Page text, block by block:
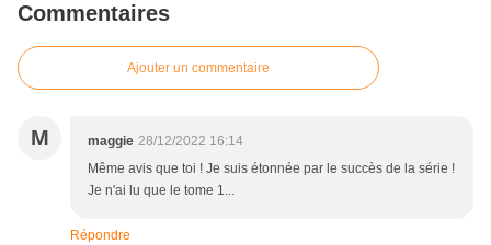
Commentaires
Ajouter un commentaire
M maggie 28/12/2022 16:14
Même avis que toi ! Je suis étonnée par le succès de la série !
Je n'ai lu que le tome 1...
Répondre